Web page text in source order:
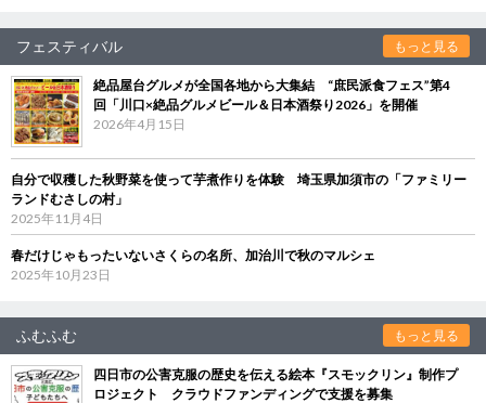
フェスティバル もっと見る
絶品屋台グルメが全国各地から大集結 “庶民派食フェス”第4
回「川口×絶品グルメビール＆日本酒祭り2026」を開催
2026年4月15日
自分で収穫した秋野菜を使って芋煮作りを体験 埼玉県加須市の「ファミリー
ランドむさしの村」
2025年11月4日
春だけじゃもったいないさくらの名所、加治川で秋のマルシェ
2025年10月23日
ふむふむ もっと見る
四日市の公害克服の歴史を伝える絵本『スモックリン』制作プ
ロジェクト クラウドファンディングで支援を募集